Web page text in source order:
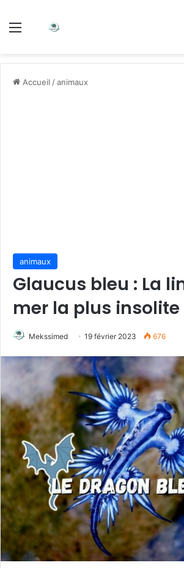
Accueil /animaux
animaux
Glaucus bleu : La
mer la plus insolite
Mekssimed 19 février 2023 676